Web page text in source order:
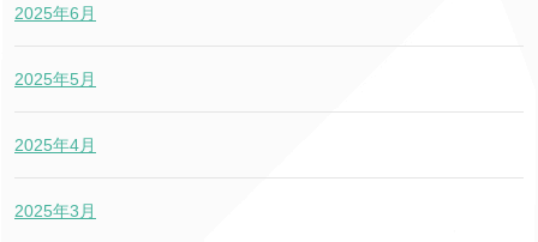
2025年6月
2025年5月
2025年4月
2025年3月